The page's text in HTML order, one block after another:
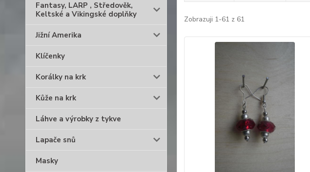
Fantasy, LARP , Středověk,
Keltské a Vikingské doplňky
Jižní Amerika
Klíčenky
Korálky na krk
Kůže na krk
Láhve a výrobky z tykve
Lapače snů
Masky
Zobrazuji 1-61 z 61